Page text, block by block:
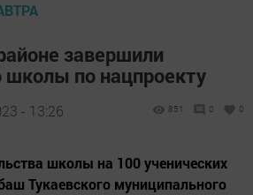
завершили
школы по нацпроекту
- 13:26 851 0 0
школы на 100 ученических
Тукаевского муниципального